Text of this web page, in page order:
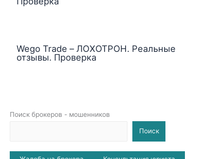
Поиск брокеров - мошенников
Поиск
Wego Trade – ЛОХОТРОН. Реальные
отзывы. Проверка